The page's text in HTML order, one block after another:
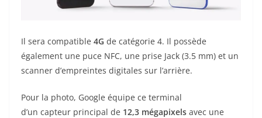
Il sera compatible 4G de catégorie 4. Il possède
également une puce NFC, une prise Jack (3.5 mm) et un
scanner d’empreintes digitales sur l’arrière.
Pour la photo, Google équipe ce terminal
d’un capteur principal de 12,3 mégapixels avec une